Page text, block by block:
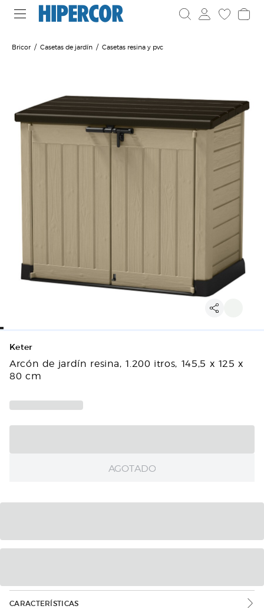
Bricor Casetas de jardín Casetas resina y pvc
Keter
Arcón de jardín resina, 1.200 itros, 145,5 x 125 x
80 cm
AGOTADO
CARACTERÍSTICAS